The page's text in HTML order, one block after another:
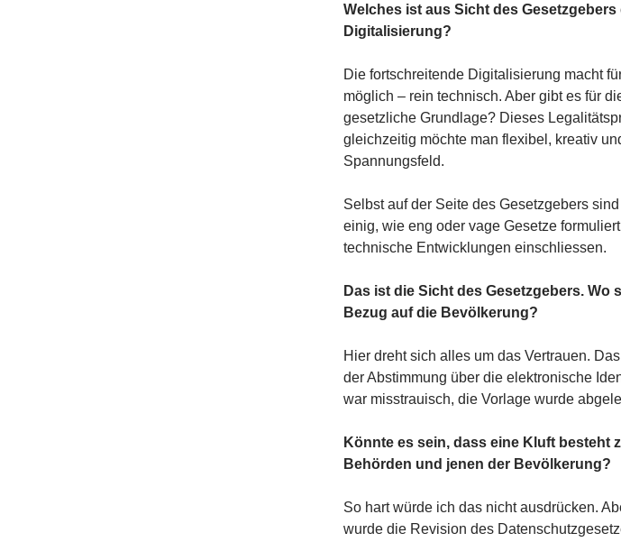
Welches ist aus Sicht des
Digitalisierung?
Die fortschreitende Digitalisierung macht
möglich – rein technisch. Aber gibt es für
gesetzliche Grundlage? Dieses
gleichzeitig möchte man flexibel, kreativ
Spannungsfeld.
Selbst auf der Seite des Gesetzgebers
einig, wie eng oder vage Gesetze
technische Entwicklungen einschliessen.
Das ist die Sicht des Gesetzgebers. Wo
Bezug auf die Bevölkerung?
Hier dreht sich alles um das Vertrauen.
der Abstimmung über die elektronische
war misstrauisch, die Vorlage wurde
Könnte es sein, dass eine Kluft besteht
Behörden und jenen der Bevölkerung?
So hart würde ich das nicht ausdrücken.
wurde die Revision des